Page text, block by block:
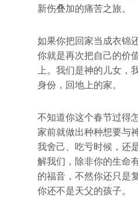
新伤叠加的痛苦之旅。
如果你把回家当成衣锦
你就是再次把自己的价
上。我们是神的儿女，
身份，回地上的家。
不知道你这个春节过得
家前就做出种种想要与
我舍己、吃亏时候，还
解我们，除非你的生命
的福音，不然你还只是
你还不是天父的孩子。